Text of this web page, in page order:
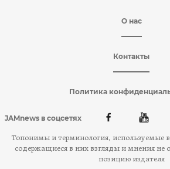
О нас
Контакты
Политика
JAMnews в соцсетях
Топонимы и терминология, используемые
содержащиеся в них взгляды и мнения не
позицию издателя